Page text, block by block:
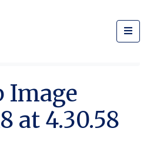
Image
at 4.30.58